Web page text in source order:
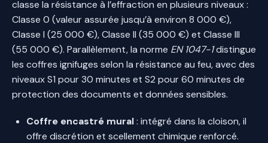
classe la résistance à l’effraction en plusieurs niveaux :
Classe 0 (valeur assurée jusqu’à environ 8 000 €),
Classe I (25 000 €), Classe II (35 000 €) et Classe III
(55 000 €). Parallèlement, la norme EN 1047-1distingue
les coffres ignifuges selon la résistance au feu, avec des
niveaux S1 pour 30 minutes et S2 pour 60 minutes de
protection des documents et données sensibles.
Coffre encastré mural: intégré dans la cloison, il
offre discrétion et scellement chimique renforcé.